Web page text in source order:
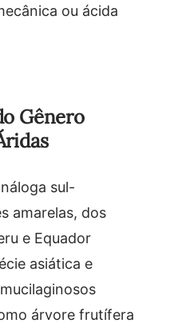
ou ácida
Gênero
sul-
amarelas, dos
e Equador
asiática e
árvore frutífera